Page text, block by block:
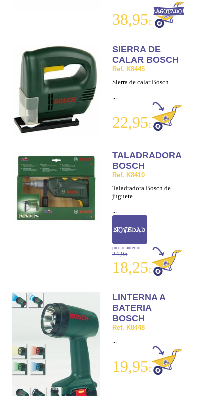
38,95€
SIERRA DE
CALAR BOSCH
Ref. K8445
Sierra de calar Bosch
...
22,95€
TALADRADORA
BOSCH
Ref. K8410
Taladradora Bosch de
juguete
...
precio anterior
24,95
18,25€
LINTERNA A
BATERIA
BOSCH
Ref. K8448
...
19,95€